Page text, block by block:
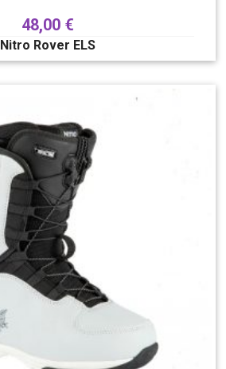
48,00 €
Nitro Rover ELS